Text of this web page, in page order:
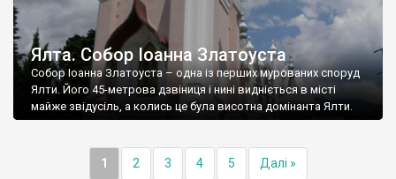
Ялта. Собор Іоанна Златоуста
Собор Іоанна Златоуста – одна із перших мурованих споруд
Ялти. Його 45-метрова дзвіниця і нині видніється в місті
майже звідусіль, а колись це була висотна домінанта Ялти.
1 2 3 4 5 Далі »